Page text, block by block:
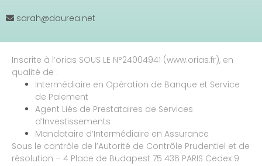
sarah@daurea.net
Inscrite à l’orias SOUS LE N°24004941 (www.orias.fr), en
qualité de :
Intermédiaire en Opération de Banque et Service
de Paiement
Agent Liés de Prestataires de Services
d’Investissements
Mandataire d’Intermédiaire en Assurance
Sous le contrôle de l’Autorité de Contrôle Prudentiel et de
résolution – 4 Place de Budapest 75 436 PARIS Cedex 9